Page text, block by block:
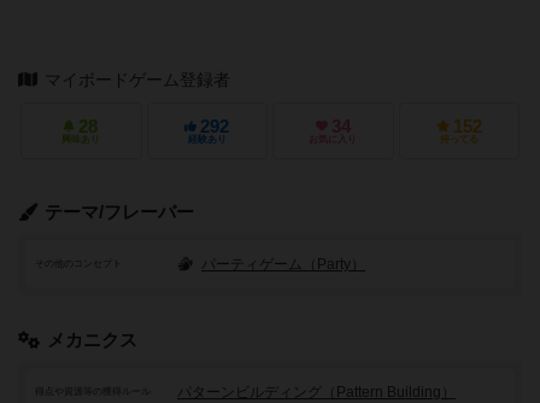
マイボードゲーム登録者
28
興味あり
292
経験あり
34
お気に入り
152
持ってる
テーマ/フレーバー
その他のコンセプト パーティゲーム（Party）
メカニクス
パターンビルディング（Pattern Building）